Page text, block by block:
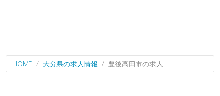
HOME 大分県の求人情報 豊後高田市の求人